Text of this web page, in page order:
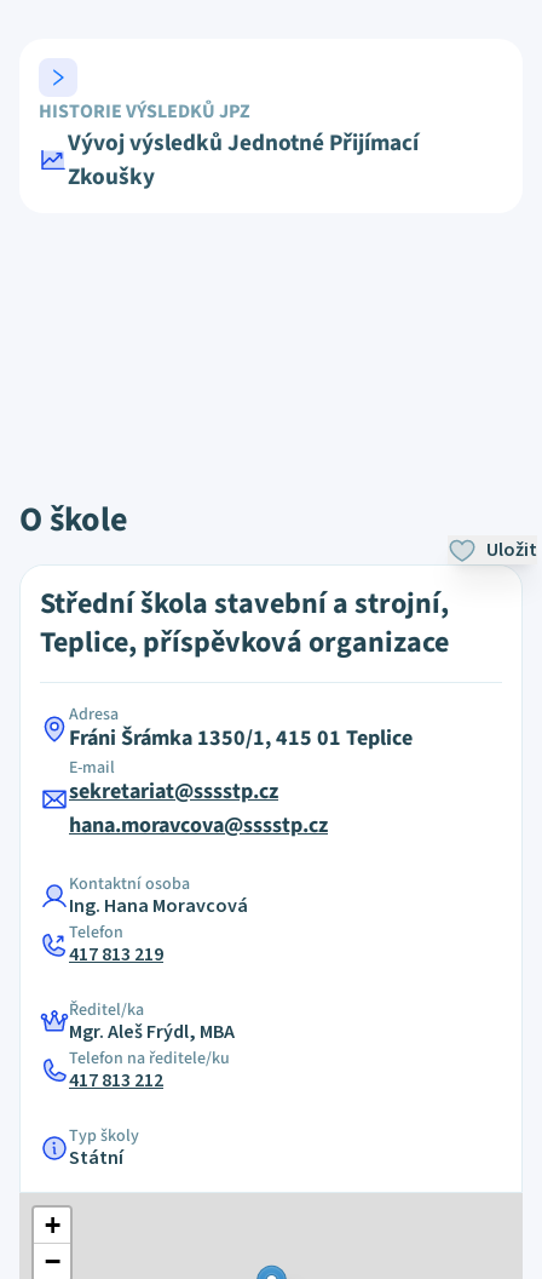
HISTORIE VÝSLEDKŮ JPZ
Vývoj výsledků Jednotné Přijímací
Zkoušky
O škole
Uložit
Střední škola stavební a strojní,
Teplice, příspěvková organizace
Adresa
Fráni Šrámka 1350/1, 415 01 Teplice
E-mail
sekretariat@sssstp.cz
hana.moravcova@sssstp.cz
Kontaktní osoba
Ing. Hana Moravcová
Telefon
417 813 219
Ředitel/ka
Mgr. Aleš Frýdl, MBA
Telefon na ředitele/ku
417 813 212
Typ školy
Státní
+
−